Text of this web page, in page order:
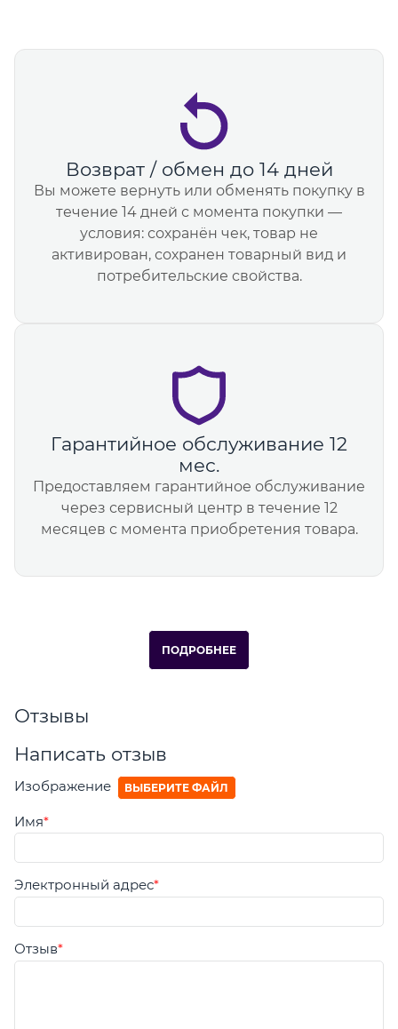
Возврат / обмен до 14 дней
Вы можете вернуть или обменять покупку в
течение 14 дней с момента покупки —
условия: сохранён чек, товар не
активирован, сохранен товарный вид и
потребительские свойства.
Гарантийное обслуживание 12
мес.
Предоставляем гарантийное обслуживание
через сервисный центр в течение 12
месяцев с момента приобретения товара.
ПОДРОБНЕЕ
Отзывы
Написать отзыв
Изображение ВЫБЕРИТЕ ФАЙЛ
Имя
Электронный адрес
Отзыв